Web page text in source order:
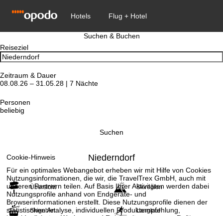
Cookie-Hinweis
Für ein optimales Webangebot erheben wir mit Hilfe von Cookies
Nutzungsinformationen, die wir, die TravelTrex GmbH, auch mit
unseren Partnern teilen. Auf Basis Ihrer Aktivitäten werden dabei
Nutzungsprofile anhand von Endgeräte- und
Browserinformationen erstellt. Diese Nutzungsprofile dienen der
statistischen Analyse, individuellen Produktempfehlung,
Suchen & Buchen
Reiseziel
Zeitraum & Dauer
08.08.26 – 31.05.28 | 7 Nächte
Personen
beliebig
Suchen
Niederndorf
Übersicht Skiregion
Skigebiet Langlauf